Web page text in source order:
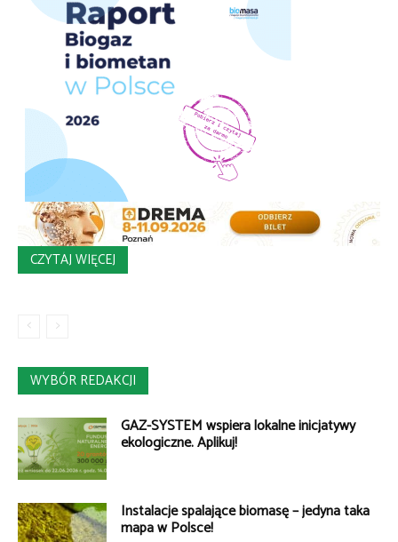
CZYTAJ WIĘCEJ
WYBÓR REDAKCJI
GAZ-SYSTEM wspiera lokalne inicjatywy
ekologiczne. Aplikuj!
Instalacje spalające biomasę – jedyna taka
mapa w Polsce!